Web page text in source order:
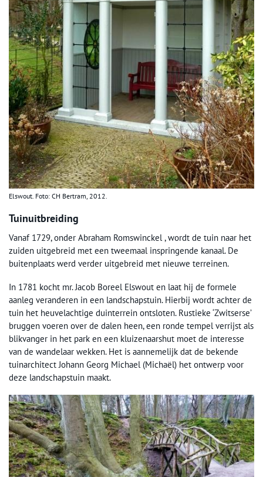
Elswout. Foto: CH Bertram, 2012.
Tuinuitbreiding
Vanaf 1729, onder Abraham Romswinckel , wordt de tuin naar het
zuiden uitgebreid met een tweemaal inspringende kanaal. De
buitenplaats werd verder uitgebreid met nieuwe terreinen.
In 1781 kocht mr. Jacob Boreel Elswout en laat hij de formele
aanleg veranderen in een landschapstuin. Hierbij wordt achter de
tuin het heuvelachtige duinterrein ontsloten. Rustieke ‘Zwitserse’
bruggen voeren over de dalen heen, een ronde tempel verrijst als
blikvanger in het park en een kluizenaarshut moet de interesse
van de wandelaar wekken. Het is aannemelijk dat de bekende
tuinarchitect Johann Georg Michael (Michaël) het ontwerp voor
deze landschapstuin maakt.